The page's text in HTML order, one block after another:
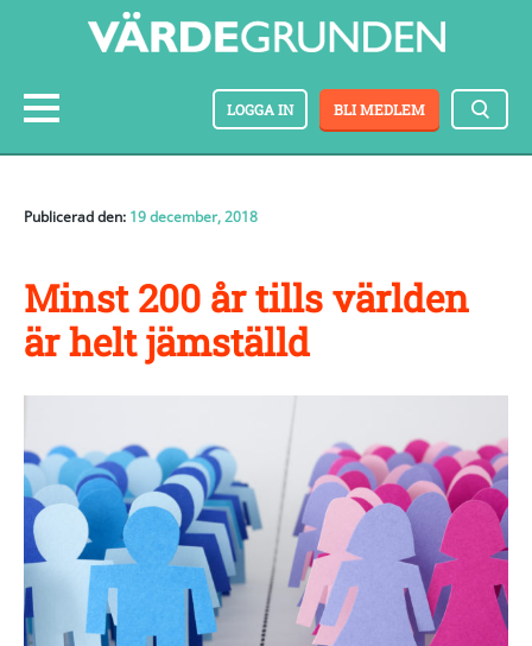
BLI MEDLEM
LOGGA IN
Publicerad den: 19 december, 2018
Minst 200 år tills världen
är helt jämställd